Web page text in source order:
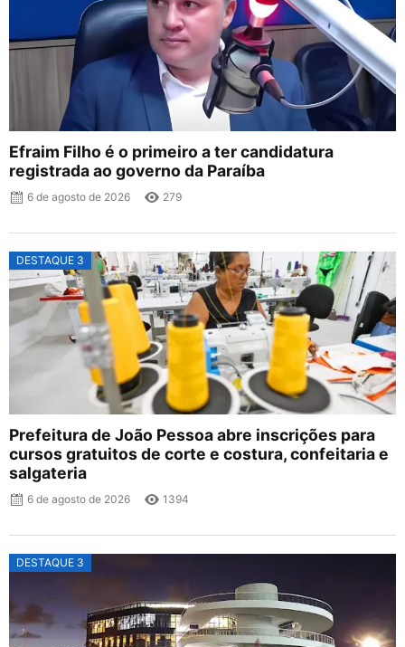
Efraim Filho é o primeiro a ter candidatura
registrada ao governo da Paraíba
6 de agosto de 2026 279
DESTAQUE 3
Prefeitura de João Pessoa abre inscrições para
cursos gratuitos de corte e costura, confeitaria e
salgateria
6 de agosto de 2026 1394
DESTAQUE 3